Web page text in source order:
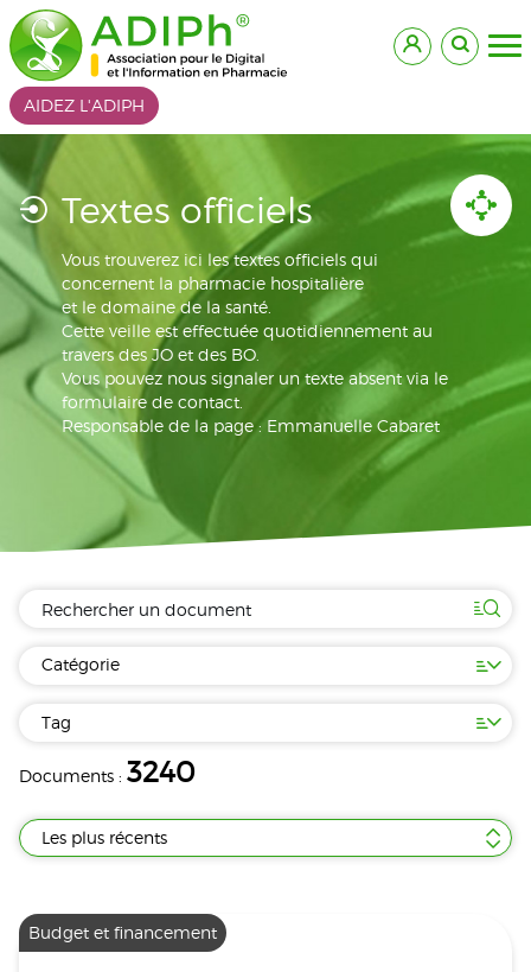
AIDEZ L'ADIPH
Textes officiels
Vous trouverez ici les textes officiels qui
concernent la pharmacie hospitalière
et le domaine de la santé.
Cette veille est effectuée quotidiennement au
travers des JO et des BO.
Vous pouvez nous signaler un texte absent via le
formulaire de contact.
Responsable de la page : Emmanuelle Cabaret
Catégorie
Tag
Documents : 3240
Les plus récents
Budget et financement